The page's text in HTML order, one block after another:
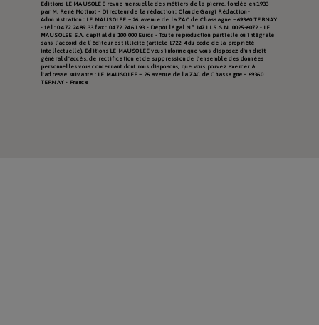
Editions LE MAUSOLEE revue mensuelle des métiers de la pierre, fondée en 1933
par M. René Motinot - Directeur de la rédaction : Claude Gargi Rédaction -
Administration : LE MAUSOLEE – 26 avenue de la ZAC de Chassagne – 69360 TERNAY
- tél : 04.72.24.89.33 fax : 04.72.24.61.93 - Dépôt légal N° 1471 I.S.S.N. 0025-6072 - LE
MAUSOLEE S.A. capital de 100 000 Euros - Toute reproduction partielle ou intégrale
sans l’accord de l’éditeur est illicite (article L722-4 du code de la propriété
intellectuelle). Editions LE MAUSOLEE vous informe que vous disposez d'un droit
général d'accès, de rectification et de suppression de l'ensemble des données
personnelles vous concernant dont nous disposons, que vous pouvez exercer à
l'adresse suivante : LE MAUSOLEE – 26 avenue de la ZAC de Chassagne – 69360
TERNAY - France